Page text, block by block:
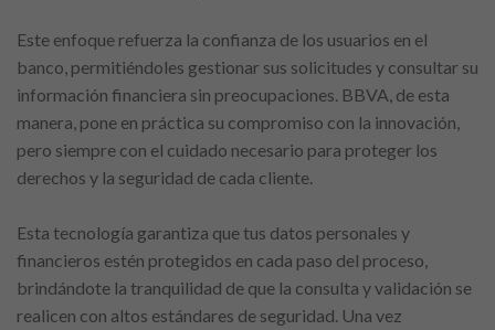
Este enfoque refuerza la confianza de los usuarios en el
banco, permitiéndoles gestionar sus solicitudes y consultar su
información financiera sin preocupaciones. BBVA, de esta
manera, pone en práctica su compromiso con la innovación,
pero siempre con el cuidado necesario para proteger los
derechos y la seguridad de cada cliente.
Esta tecnología garantiza que tus datos personales y
financieros estén protegidos en cada paso del proceso,
brindándote la tranquilidad de que la consulta y validación se
realicen con altos estándares de seguridad. Una vez